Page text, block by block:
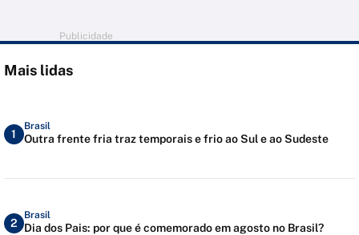
Publicidade
Mais lidas
1
Brasil
Outra frente fria traz temporais e frio ao Sul e ao Sudeste
2
Brasil
Dia dos Pais: por que é comemorado em agosto no Brasil?